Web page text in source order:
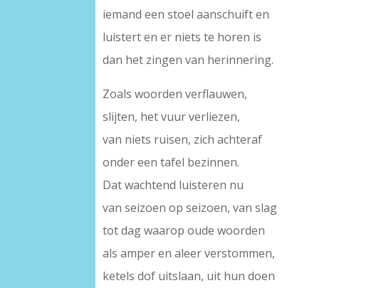
iemand een stoel aanschuift en
luistert en er niets te horen is
dan het zingen van herinnering.
Zoals woorden verflauwen,
slijten, het vuur verliezen,
van niets ruisen, zich achteraf
onder een tafel bezinnen.
Dat wachtend luisteren nu
van seizoen op seizoen, van slag
tot dag waarop oude woorden
als amper en aleer verstommen,
ketels dof uitslaan, uit hun doen